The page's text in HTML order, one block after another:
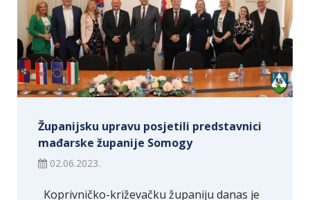
Županijsku upravu posjetili predstavnici
mađarske županije Somogy
02.06.2023.
Koprivničko-križevačku županiju danas je